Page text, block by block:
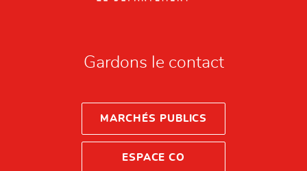
Gardons le contact
MARCHÉS PUBLICS
ESPACE CO